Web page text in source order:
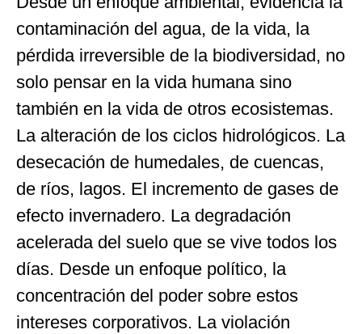
contaminación del agua, de la vida, la
pérdida irreversible de la biodiversidad, no
solo pensar en la vida humana sino
también en la vida de otros ecosistemas.
La alteración de los ciclos hidrológicos. La
desecación de humedales, de cuencas,
de ríos, lagos. El incremento de gases de
efecto invernadero. La degradación
acelerada del suelo que se vive todos los
días. Desde un enfoque político, la
concentración del poder sobre estos
intereses corporativos. La violación